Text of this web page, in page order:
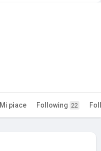
Mi piace Following 22